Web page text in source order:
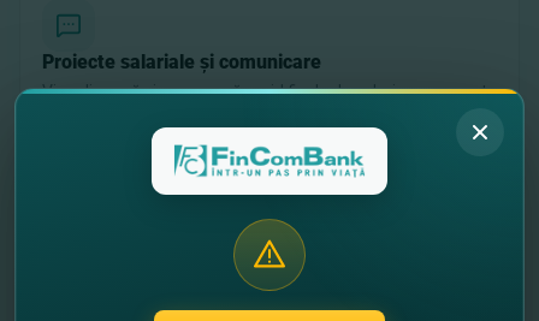
Proiecte salariale și comunicare
Vizualizează și semnează rapid fișele de salariu nesemnate
mesaje cu banca.
Alege platforma potrivită pentru tine
Internet Banking